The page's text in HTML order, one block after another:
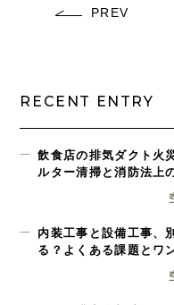
PREV
RECENT ENTRY
飲食店の排気ダクト火
ルター清掃と消防法上
内装工事と設備工事、
る？よくある課題とワ